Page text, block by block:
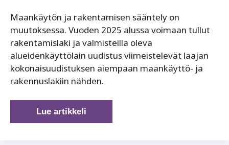
Maankäytön ja rakentamisen sääntely on
muutoksessa. Vuoden 2025 alussa voimaan tullut
rakentamislaki ja valmisteilla oleva
alueidenkäyttölain uudistus viimeistelevät laajan
kokonaisuudistuksen aiempaan maankäyttö- ja
rakennuslakiin nähden.
Maankäytön
ja
Lue artikkeli